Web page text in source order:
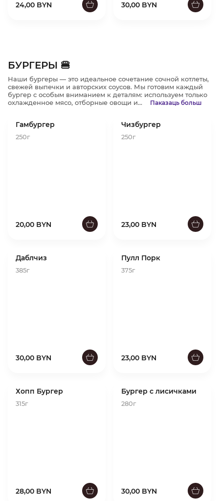
24,00 BYN 30,00 BYN
БУРГЕРЫ 🍔
Наши бургеры — это идеальное сочетание сочной котлеты,
свежей выпечки и авторских соусов. Мы готовим каждый
бургер с особым вниманием к деталям: используем только
охлажденное мясо, отборные овощи и...
Паказаць больш
Гамбургер
250г
20,00 BYN
Чизбургер
250г
23,00 BYN
Даблчиз
385г
30,00 BYN
Пулл Порк
375г
23,00 BYN
Хопп Бургер
315г
28,00 BYN
Бургер с лисичками
280г
30,00 BYN